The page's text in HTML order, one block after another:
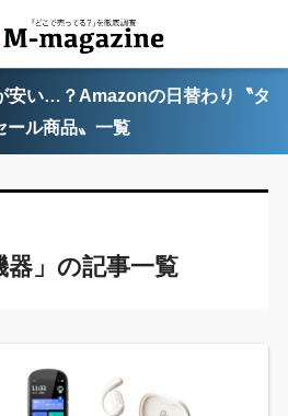
安い…？Amazonの日替わり〝タ
ール商品〟一覧
器」の記事一覧